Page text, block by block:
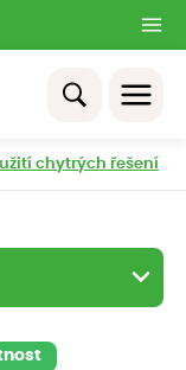
chytrých řešení